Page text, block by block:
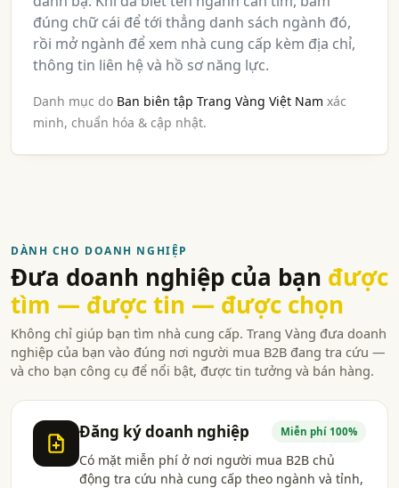
đúng chữ cái để tới thẳng danh sách ngành đó,
rồi mở ngành để xem nhà cung cấp kèm địa chỉ,
thông tin liên hệ và hồ sơ năng lực.
Danh mục do Ban biên tập Trang Vàng Việt Nam xác
minh, chuẩn hóa & cập nhật.
DÀNH CHO DOANH NGHIỆP
Đưa doanh nghiệp của bạn được
tìm — được tin — được chọn
Không chỉ giúp bạn tìm nhà cung cấp. Trang Vàng đưa doanh
nghiệp của bạn vào đúng nơi người mua B2B đang tra cứu —
và cho bạn công cụ để nổi bật, được tin tưởng và bán hàng.
Đăng ký doanh nghiệp Miễn phí 100%
Có mặt miễn phí ở nơi người mua B2B chủ
động tra cứu nhà cung cấp theo ngành và tỉnh,